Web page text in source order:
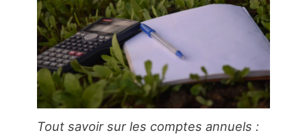
Tout savoir sur les comptes annuels :